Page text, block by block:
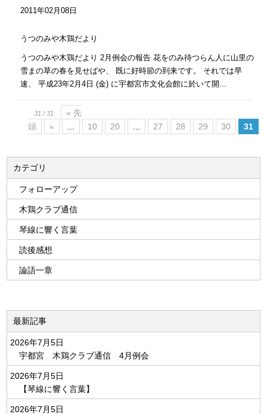
2011年02月08日
うつのみや木鶏だより
うつのみや木鶏だより 2月例会の報告 花をのみ待つらん人に山里の
雪まの草の春を見せばや、 既に好時節の到来です。 それでは早
速、 平成23年2月4日 (金) に宇都宮市文化会館に於いて開...
31 / 31
« 先
頭
« 10 20 27 28 29 30 31
カテゴリ
フォローアップ
木鶏クラブ通信
琴線に響く言葉
読後感想
論語一章
最新記事
2026年7月5日
宇都宮 木鶏クラブ通信 4月例会
2026年7月5日
【琴線に響く言葉】
2026年7月5日